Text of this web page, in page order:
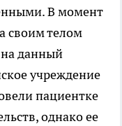
В момент
своим телом
данный
учреждение
пациентке
однако ее